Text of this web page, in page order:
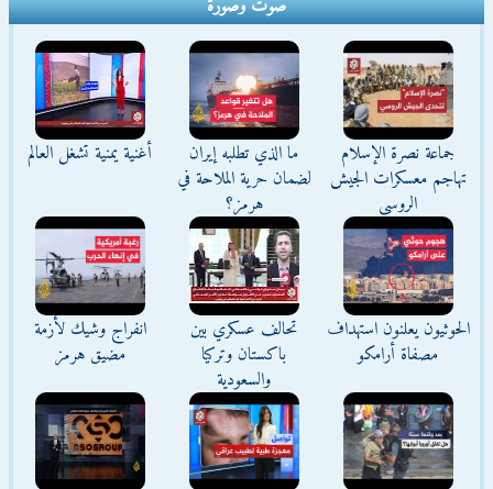
صوت وصورة
جماعة نصرة الإسلام
تهاجم معسكرات الجيش
الروسي
ما الذي تطلبه إيران
لضمان حرية الملاحة في
هرمز؟
أغنية يمنية تشغل العالم
الحوثيون يعلنون استهداف
مصفاة أرامكو
تحالف عسكري بين
باكستان وتركيا
والسعودية
انفراج وشيك لأزمة
مضيق هرمز